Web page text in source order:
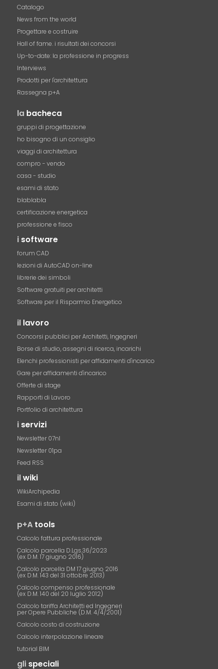
Catalogo
News from the world
Progettare e costruire
Hall of fame. i risultati dei concorsi
Up-to-date: la professione in progress
Interviews
Prodotti per l'architettura
Rassegna p+A
la bacheca
gruppi di progettazione
ho bisogno di un consiglio
viaggi di architettura
compro - vendo
casa - studio
esami di stato
blablabla
certificazione energetica
professione e fisco
i software
forum CAD
lezioni di AutoCAD on-line
librerie dei simboli
Software gratuiti per architetti
Software per il Risparmio Energetico
il lavoro
Concorsi pubblici per Architetti, Ingegneri
Borse di studio, assegni di ricerca, incarichi
Elenchi professionisti per affidamenti d'incarico
Gare per affidamenti d'incarico
Offerte di stage
Rapporti di Lavoro
Portfolio di architettura
i servizi
Newsletter 07nl
Newsletter 01pa
Feed RSS
ilwiki
WikiArchipedia
Esami di stato (wiki)
p+A tools
Calcolo fattura professionale
Calcolo parcella D.Lgs.36/2023
(ex D.M. 17 giugno 2016)
Calcolo parcella DM 17 giugno 2016
(ex D.M. 143 del 31 ottobre 2013)
Calcolo compenso professionale
(ex D.M. 140 del 20 luglio 2012)
Calcolo tariffa Architetti ed Ingegneri
per Opere Pubbliche (D.M. 4/4/2001)
Calcolo costo di costruzione
Calcolo interpolazione lineare
tutorial BIM
gli speciali